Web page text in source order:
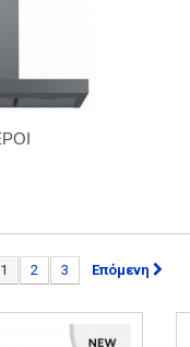
1 2 3 Επόμενη